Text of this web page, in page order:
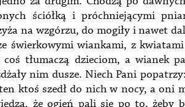
ściółką i próchniejącymi
na wzgórzu, do mogiły i nawet
świerkowymi wiankami, z
coś tłumaczą dzieciom, a wianek
nim dusze. Niech Pani
ktoś szedł do nich w nocy, a oni